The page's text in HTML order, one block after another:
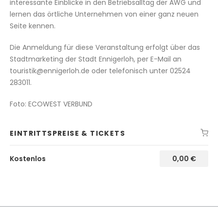
interessante Einblicke in den Betriebsalltag der AWG und
lernen das örtliche Unternehmen von einer ganz neuen
Seite kennen.
Die Anmeldung für diese Veranstaltung erfolgt über das
Stadtmarketing der Stadt Ennigerloh, per E-Mail an
touristik@ennigerloh.de oder telefonisch unter 02524
283011.
Foto: ECOWEST VERBUND
EINTRITTSPREISE & TICKETS
Kostenlos 0,00 €